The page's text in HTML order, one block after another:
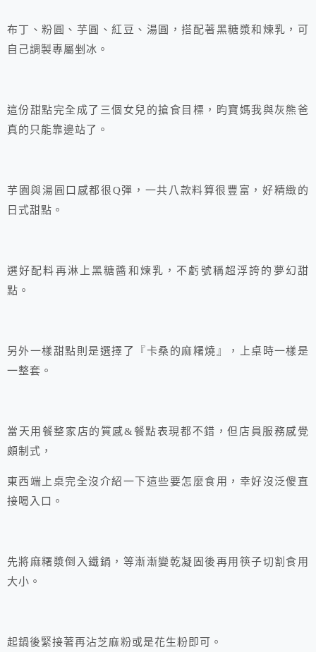
布丁、粉圓、芋圓、紅豆、湯圓，搭配著黑糖漿和煉乳，可
自己調製專屬剉冰。
這份甜點完全成了三個女兒的搶食目標，昀寶媽我與灰熊爸
真的只能靠邊站了。
芋園與湯圓口感都很Q彈，一共八款料算很豐富，好精緻的
日式甜點。
選好配料再淋上黑糖醬和煉乳，不虧號稱超浮誇的夢幻甜
點。
另外一樣甜點則是選擇了『卡桑的麻糬燒』，上桌時一樣是
一整套。
當天用餐整家店的質感&餐點表現都不錯，但店員服務感覺
頗制式，
東西端上桌完全沒介紹一下這些要怎麼食用，幸好沒泛傻直
接喝入口。
先將麻糬漿倒入鐵鍋，等漸漸變乾凝固後再用筷子切割食用
大小。
起鍋後緊接著再沾芝麻粉或是花生粉即可。